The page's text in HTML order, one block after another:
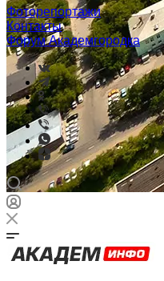
Фоторепортажи
Контакты
Форум Академгородка